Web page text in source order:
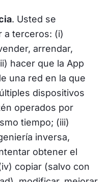
. Usted se
a terceros: (i)
arrendar,
hacer que la App
una red en la que
dispositivos
operados por
tiempo; (iii)
inversa,
obtener el
copiar (salvo con